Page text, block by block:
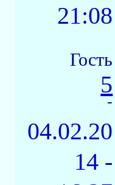
21:08
Гость
5
-
04.02.20
14 -